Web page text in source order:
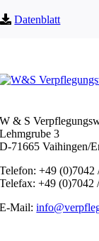
Datenblatt
W & S
Lehmgrube 3
D-71665 Vaihingen/
Telefon: +49 (0)7042
Telefax: +49 (0)7042
E-Mail: